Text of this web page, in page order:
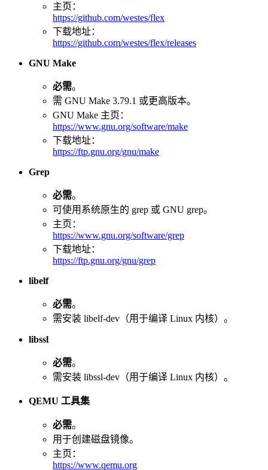
主页：
https://github.com/westes/flex
下载地址：
https://github.com/westes/flex/releases
GNU Make
必需。
需 GNU Make 3.79.1 或更高版本。
GNU Make 主页：
https://www.gnu.org/software/make
下载地址：
https://ftp.gnu.org/gnu/make
Grep
必需。
可使用系统原生的 grep 或 GNU grep。
主页：
https://www.gnu.org/software/grep
下载地址：
https://ftp.gnu.org/gnu/grep
libelf
必需。
需安装 libelf-dev（用于编译 Linux 内核）。
libssl
必需。
需安装 libssl-dev（用于编译 Linux 内核）。
QEMU 工具集
必需。
用于创建磁盘镜像。
主页：
https://www.qemu.org